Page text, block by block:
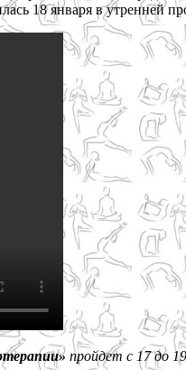
18 января в утренней
пройдет с 17 до